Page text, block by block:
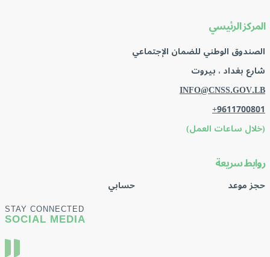
المركز الرئيسي
الصندوق الوطني للضمان الإجتماعي
شارع بغداد ، بيروت
INFO@CNSS.GOV.LB
+9611700801
(خلال ساعات العمل)
روابط سريعة
حجز موعد حسابي
STAY CONNECTED
SOCIAL MEDIA